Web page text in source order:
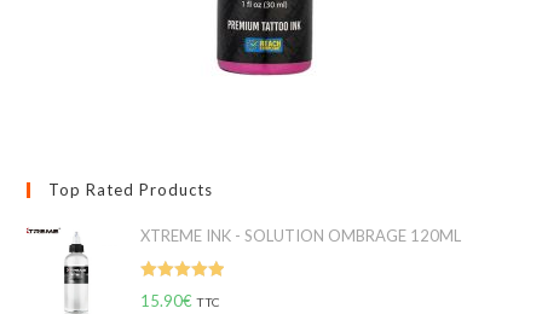
Top Rated Products
XTREME INK - SOLUTION OMBRAGE 120ML
Note5.00
15.90€ TTC